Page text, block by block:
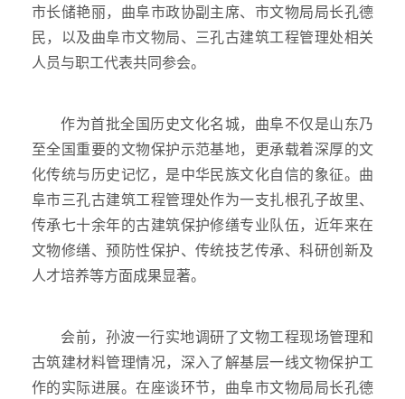
市长储艳丽，曲阜市政协副主席、市文物局局长孔德
民，以及曲阜市文物局、三孔古建筑工程管理处相关
人员与职工代表共同参会。
作为首批全国历史文化名城，曲阜不仅是山东乃
至全国重要的文物保护示范基地，更承载着深厚的文
化传统与历史记忆，是中华民族文化自信的象征。曲
阜市三孔古建筑工程管理处作为一支扎根孔子故里、
传承七十余年的古建筑保护修缮专业队伍，近年来在
文物修缮、预防性保护、传统技艺传承、科研创新及
人才培养等方面成果显著。
会前，孙波一行实地调研了文物工程现场管理和
古筑建材料管理情况，深入了解基层一线文物保护工
作的实际进展。在座谈环节，曲阜市文物局局长孔德